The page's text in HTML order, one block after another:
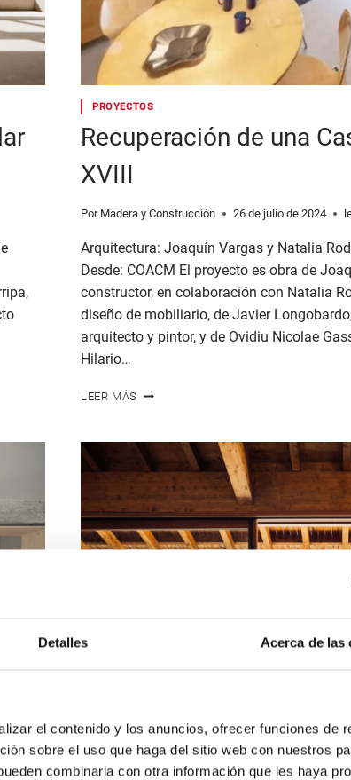
Detalles Acerca de las
el contenido y los anuncios, ofrecer funciones de
sobre el uso que haga del sitio web con nuestros
combinarla con otra información que les haya
PROYECTOS
Recuperación de una
XVIII
Por Madera y Construcción 26 de julio de 2024
Arquitectura: Joaquín Vargas y Natalia
Desde: COACM El proyecto es obra de
constructor, en colaboración con Natalia
diseño de mobiliario, de Javier
arquitecto y pintor, y de Ovidiu Nicolae
Hilario…
LEER MÁS RECUPERACIÓN
CASA
CARBONERÍA
DEL
SIGLO
XVIII